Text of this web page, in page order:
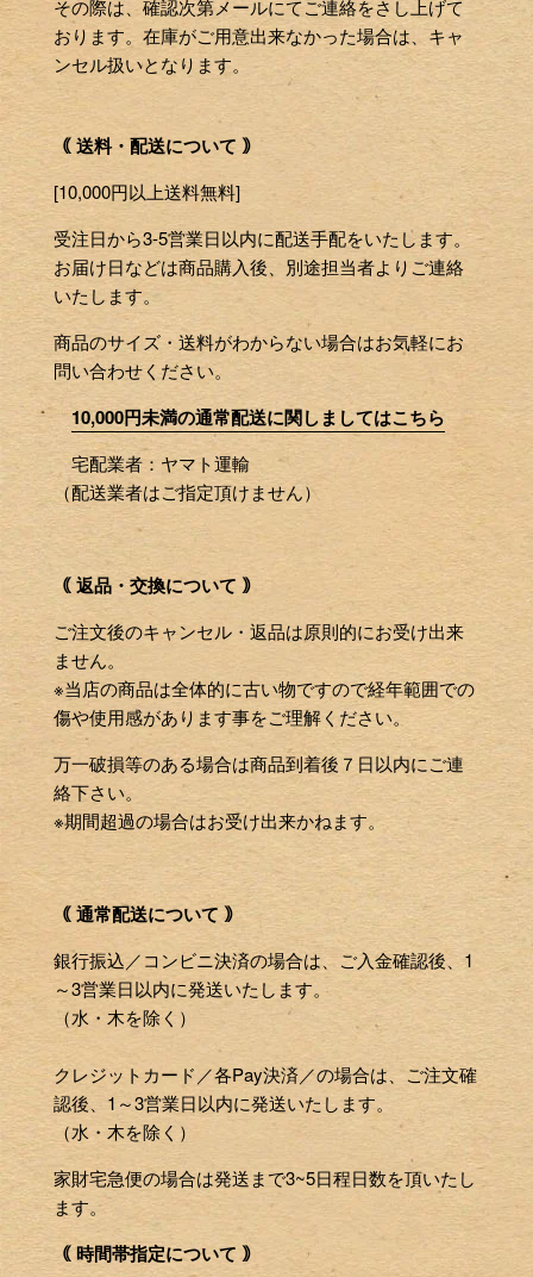
その際は、確認次第メールにてご連絡をさし上げて
おります。在庫がご用意出来なかった場合は、キャ
ンセル扱いとなります。
｟ 送料・配送について ｠
[10,000円以上送料無料]
受注日から3-5営業日以内に配送手配をいたします。
お届け日などは商品購入後、別途担当者よりご連絡
いたします。
商品のサイズ・送料がわからない場合はお気軽にお
問い合わせください。
10,000円未満の通常配送に関しましてはこちら
宅配業者：ヤマト運輸
（配送業者はご指定頂けません）
｟ 返品・交換について ｠
ご注文後のキャンセル・返品は原則的にお受け出来
ません。
※当店の商品は全体的に古い物ですので経年範囲での
傷や使用感があります事をご理解ください。
万一破損等のある場合は商品到着後７日以内にご連
絡下さい。
※期間超過の場合はお受け出来かねます。
｟ 通常配送について ｠
銀行振込／コンビニ決済の場合は、ご入金確認後、1
～3営業日以内に発送いたします。
（水・木を除く）
クレジットカード／各Pay決済／の場合は、ご注文確
認後、1～3営業日以内に発送いたします。
（水・木を除く）
家財宅急便の場合は発送まで3~5日程日数を頂いたし
ます。
｟ 時間帯指定について ｠